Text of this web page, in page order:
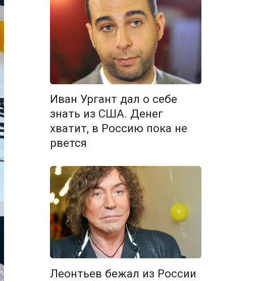
Иван Ургант дал о себе
знать из США. Денег
хватит, в Россию пока не
рвется
Леонтьев бежал из России